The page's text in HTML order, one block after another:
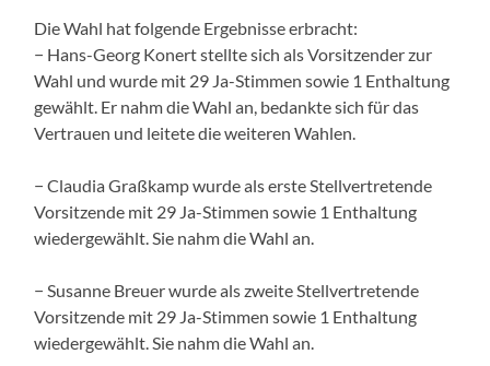
Die Wahl hat folgende Ergebnisse erbracht:
− Hans-Georg Konert stellte sich als Vorsitzender zur
Wahl und wurde mit 29 Ja-Stimmen sowie 1 Enthaltung
gewählt. Er nahm die Wahl an, bedankte sich für das
Vertrauen und leitete die weiteren Wahlen.
− Claudia Graßkamp wurde als erste Stellvertretende
Vorsitzende mit 29 Ja-Stimmen sowie 1 Enthaltung
wiedergewählt. Sie nahm die Wahl an.
− Susanne Breuer wurde als zweite Stellvertretende
Vorsitzende mit 29 Ja-Stimmen sowie 1 Enthaltung
wiedergewählt. Sie nahm die Wahl an.